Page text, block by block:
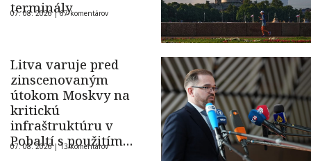
terminály
07. 08. 2026 |67 komentárov
Litva varuje pred
zinscenovaným
útokom Moskvy na
kritickú
infraštruktúru v
Pobaltí s použitím
ukrajinského dronu
07. 08. 2026 |13 komentárov